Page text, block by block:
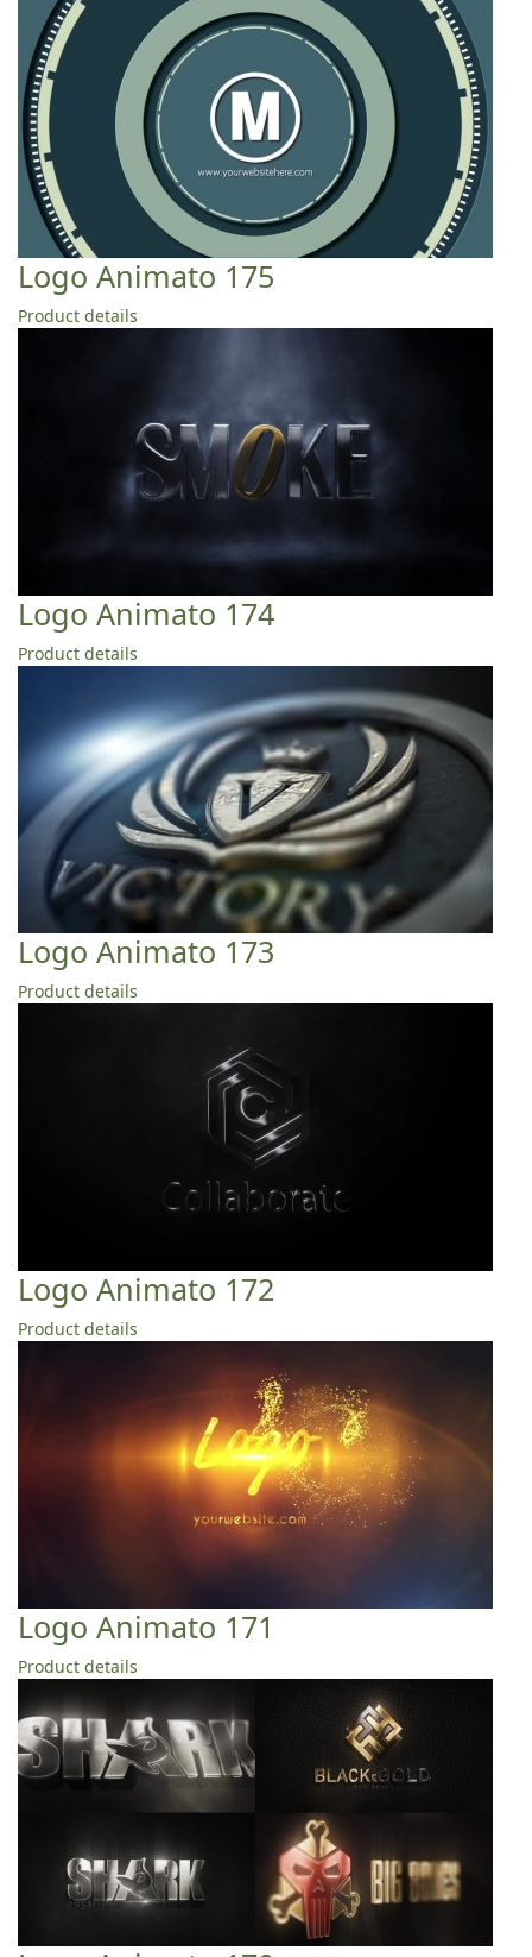
Logo Animato 175
Product details
Logo Animato 174
Product details
Logo Animato 173
Product details
Logo Animato 172
Product details
Logo Animato 171
Product details